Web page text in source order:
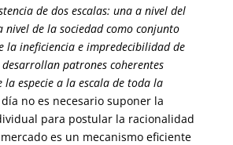
de dos escalas: una a nivel del
de la sociedad como conjunto
la inefi­ciencia e impredecibilidad de
patrones cohe­rentes
la especie a la escala de toda la
día no es necesario suponer la
para postular la racionalidad
es un mecanismo eficiente